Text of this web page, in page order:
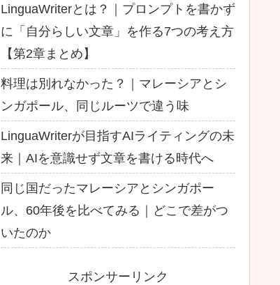
LinguaWriterとは？｜プロンプトを書かず
に「自分らしい文章」を作る7つの考え方
【第2章まとめ】
料理は別れなかった？｜マレーシアとシ
ンガポール、同じルーツで違う味
LinguaWriterが目指すAIライティングの未
来｜AIを意識せず文章を書ける時代へ
同じ国だったマレーシアとシンガポー
ル、60年後を比べてみる｜どこで差がつ
いたのか
スポンサーリンク